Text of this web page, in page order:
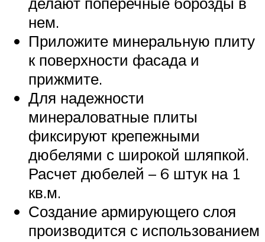
нем.
Приложите минеральную плиту
к поверхности фасада и
прижмите.
Для надежности
минераловатные плиты
фиксируют крепежными
дюбелями с широкой шляпкой.
Расчет дюбелей – 6 штук на 1
кв.м.
Создание армирующего слоя
производится с использованием